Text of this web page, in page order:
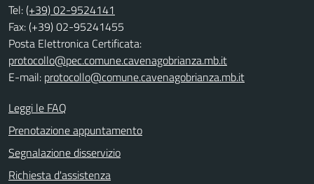
Tel:(+39) 02-9524141
Fax: (+39) 02-95241455
Posta Elettronica Certificata:
protocollo@pec.comune.cavenagobrianza.mb.it
E-mail: protocollo@comune.cavenagobrianza.mb.it
Leggi le FAQ
Prenotazione appuntamento
Segnalazione disservizio
Richiesta d'assistenza